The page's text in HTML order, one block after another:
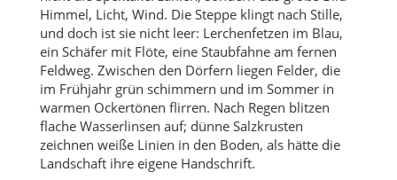
Himmel, Licht, Wind. Die Steppe klingt nach Stille,
und doch ist sie nicht leer: Lerchenfetzen im Blau,
ein Schäfer mit Flöte, eine Staubfahne am fernen
Feldweg. Zwischen den Dörfern liegen Felder, die
im Frühjahr grün schimmern und im Sommer in
warmen Ockertönen flirren. Nach Regen blitzen
flache Wasserlinsen auf; dünne Salzkrusten
zeichnen weiße Linien in den Boden, als hätte die
Landschaft ihre eigene Handschrift.